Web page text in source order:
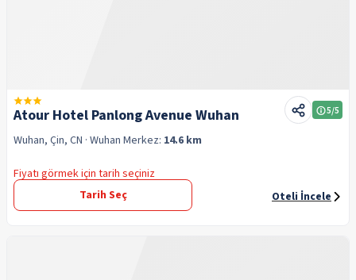
Atour Hotel Panlong Avenue Wuhan 5/5
Wuhan, Çin, CN · Wuhan Merkez: 14.6 km
Fiyatı görmek için tarih seçiniz
Tarih Seç
Oteli İncele